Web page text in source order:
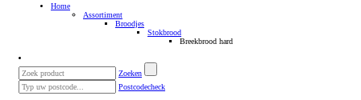
Home
Assortiment
Broodjes
Stokbrood
Breekbrood hard
Zoeken
Postcodecheck